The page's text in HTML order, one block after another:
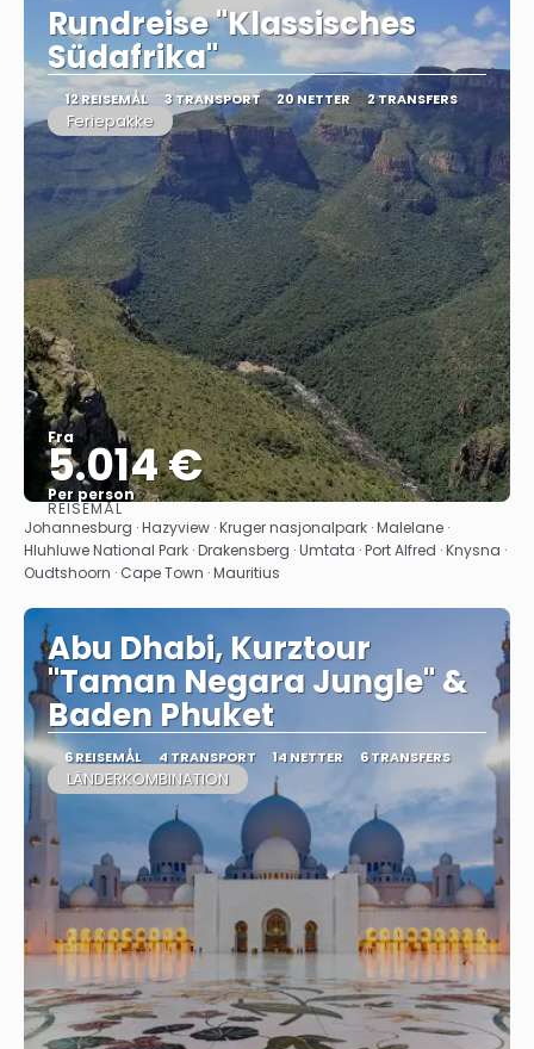
Rundreise "Klassisches
Südafrika"
12 REISEMÅL 3 TRANSPORT 20 NETTER 2 TRANSFERS
Feriepakke
Fra
5.014 €
Per person
Se
REISEMÅL
Johannesburg · Hazyview · Kruger nasjonalpark · Malelane ·
Hluhluwe National Park · Drakensberg · Umtata · Port Alfred · Knysna ·
Oudtshoorn · Cape Town · Mauritius
Abu Dhabi, Kurztour
"Taman Negara Jungle" &
Baden Phuket
6 REISEMÅL 4 TRANSPORT 14 NETTER 6 TRANSFERS
LÄNDERKOMBINATION